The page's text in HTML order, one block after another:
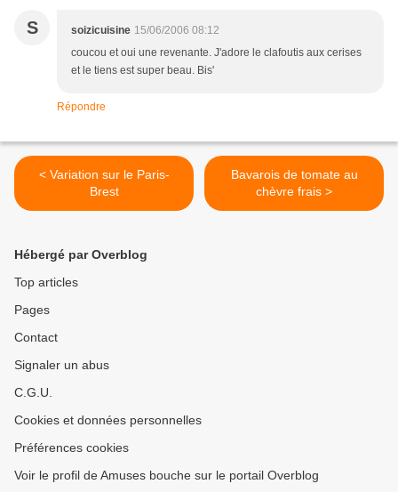
S soizicuisine 15/06/2006 08:12
coucou et oui une revenante. J'adore le clafoutis aux cerises
et le tiens est super beau. Bis'
Répondre
< Variation sur le Paris-
Brest
Bavarois de tomate au
chèvre frais >
Hébergé par Overblog
Top articles
Pages
Contact
Signaler un abus
C.G.U.
Cookies et données personnelles
Préférences cookies
Voir le profil de Amuses bouche sur le portail Overblog